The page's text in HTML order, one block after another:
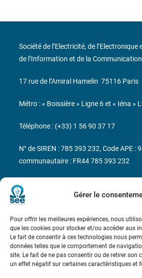
Gérer le
Pour offrir les meilleures expériences, nous
que les cookies pour stocker et/ou accéder aux
Le fait de consentir à ces technologies nous
données telles que le comportement de
site. Le fait de ne pas consentir ou de retirer son
un effet négatif sur certaines caractéristiques et
Bicentenaire des
Marie Ampère
Conditions Générales de
Mentions légales
Société de l’Electricité, de l’Electronique
de l’Information et de la Communication
17 rue de l’Amiral Hamelin 75116 Paris
Métro : « Boissière » Ligne 6 et « Iéna »
Téléphone : (+33) 1 56 90 37 17
N° de SIREN : 785 393 232, Code APE :
communautaire : FR44 785 393 232